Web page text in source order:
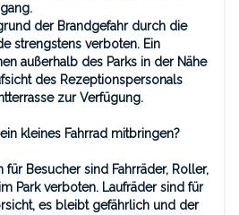
der Brandgefahr durch die
strengstens verboten. Ein
außerhalb des Parks in der Nähe
des Rezeptionspersonals
zur Verfügung.
kleines Fahrrad mitbringen?
für Besucher sind Fahrräder, Roller,
Park verboten. Laufräder sind für
es bleibt gefährlich und der